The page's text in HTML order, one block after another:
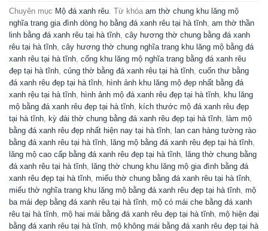
Chuyên mục Mộ đá xanh rêu. Từ khóa am thờ chung khu lăng mộ
nghĩa trang gia đình dòng họ bằng đá xanh rêu tại hà tĩnh, am thờ thần
linh bằng đá xanh rêu tại hà tĩnh, cây hương thờ chung bằng đá xanh
rêu tại hà tĩnh, cây hương thờ chung nghĩa trang khu lăng mộ bằng đá
xanh rêu tại hà tĩnh, cổng khu lăng mộ nghĩa trang bằng đá xanh rêu
đẹp tại hà tĩnh, củng thờ bằng đá xanh rêu tại hà tĩnh, cuốn thư bằng
đá xanh rêu đẹp tại hà tĩnh, hình ảnh khu lăng mộ đẹp nhất bằng đá
xanh rệu tại hà tĩnh, hình ảnh mộ đá xanh rêu đẹp tại hà tĩnh, khu lăng
mộ bằng đá xanh rêu đẹp tại hà tĩnh, kích thước mộ đá xanh rêu đẹp
tại hà tĩnh, kỳ đài thờ chung bằng đá xanh rêu đẹp tại hà tĩnh, làm mộ
bằng đá xanh rêu đẹp nhất hiện nay tại hà tĩnh, lan can hàng tường rào
bằng đá xanh rêu tại hà tĩnh, lăng mộ bằng đá xanh rêu đẹp tại hà tĩnh,
lăng mộ cao cấp bằng đá xanh rêu đẹp tại hà tĩnh, lăng thờ chung bằng
đá xanh rêu tại hà tĩnh, lăng thờ chung khu lăng mộ gia đình bằng đá
xanh rêu đẹp tại hà tĩnh, miếu thờ chung bằng đá xanh rêu tại hà tĩnh,
miếu thờ nghĩa trang khu lăng mộ bằng đá xanh rêu đẹp tại hà tĩnh, mộ
ba mái đẹp bằng đá xanh rêu tại hà tĩnh, mộ có mái che bằng đá xanh
rêu tại hà tĩnh, mộ hai mái bằng đá xanh rêu đẹp tại hà tĩnh, mộ hiện đại
bằng đá xanh rêu tại hà tĩnh, mộ không mái bằng đá xanh rêu đẹp tại hà